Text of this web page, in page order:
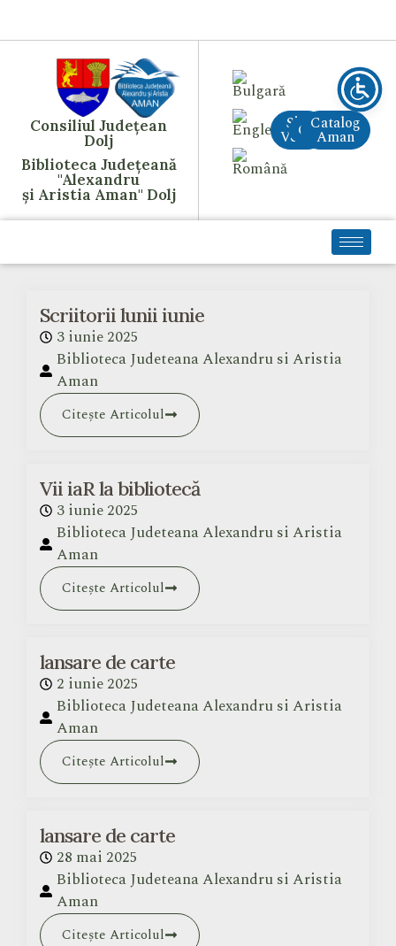
Consiliul Județean
Dolj
Biblioteca Județeană
"Alexandru
și Aristia Aman" Dolj
Site
VechiCreAI
Catalog
Aman
Scriitorii lunii iunie
3 iunie 2025
Biblioteca Judeteana Alexandru si Aristia
Aman
Citește Articolul
Vii iaR la bibliotecă
3 iunie 2025
Biblioteca Judeteana Alexandru si Aristia
Aman
Citește Articolul
lansare de carte
2 iunie 2025
Biblioteca Judeteana Alexandru si Aristia
Aman
Citește Articolul
lansare de carte
28 mai 2025
Biblioteca Judeteana Alexandru si Aristia
Aman
Citește Articolul